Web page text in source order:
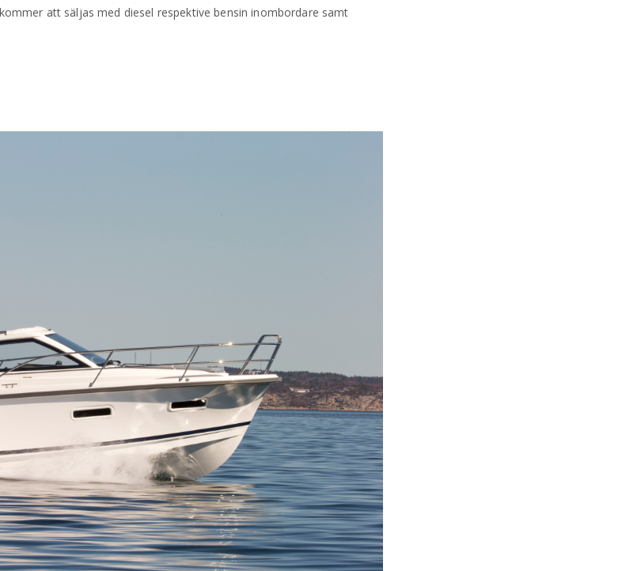
att säljas med diesel respektive bensin inombordare samt